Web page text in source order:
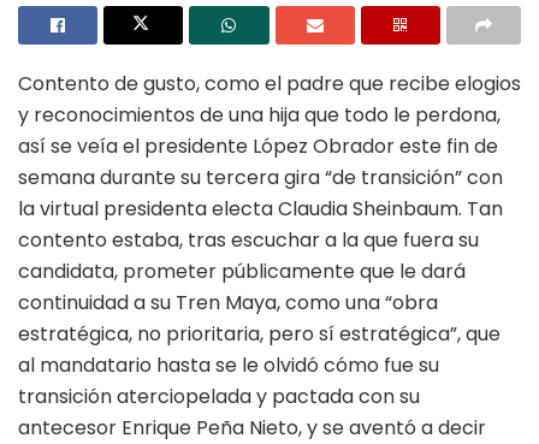
Contento de gusto, como el padre que recibe elogios
y reconocimientos de una hija que todo le perdona,
así se veía el presidente López Obrador este fin de
semana durante su tercera gira “de transición” con
la virtual presidenta electa Claudia Sheinbaum. Tan
contento estaba, tras escuchar a la que fuera su
candidata, prometer públicamente que le dará
continuidad a su Tren Maya, como una “obra
estratégica, no prioritaria, pero sí estratégica”, que
al mandatario hasta se le olvidó cómo fue su
transición aterciopelada y pactada con su
antecesor Enrique Peña Nieto, y se aventó a decir